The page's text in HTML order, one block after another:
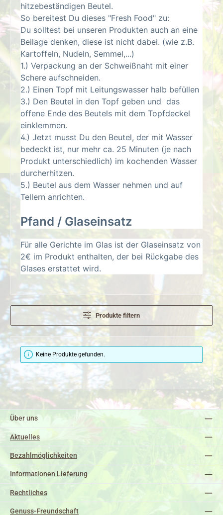
hitzebeständigen Beutel.
So bereitest Du dieses "Fresh Food" zu:
Du solltest bei unseren Produkten auch an eine
Beilage denken, diese ist nicht dabei. (wie z.B.
Kartoffeln, Nudeln, Semmel,...)
1.) Verpackung an der Schweißnaht mit einer
Schere aufschneiden.
2.) Einen Topf mit Leitungswasser halb befüllen
3.) Den Beutel in den Topf geben und das
offene Ende des Beutels mit dem Topfdeckel
einklemmen.
4.) Jetzt musst Du den Beutel, der mit Wasser
bedeckt ist, nur mehr ca. 25 Minuten (je nach
Produkt unterschiedlich) im kochenden Wasser
durcherhitzen.
5.) Beutel aus dem Wasser nehmen und auf
Tellern anrichten.
Pfand / Glaseinsatz
Für alle Gerichte im Glas ist der Glaseinsatz von
2€ im Produkt enthalten, der bei Rückgabe des
Glases erstattet wird.
Produkte filtern
Keine Produkte gefunden.
Über uns
Aktuelles
Bezahlmöglichkeiten
Informationen Lieferung
Rechtliches
Genuss-Freundschaft